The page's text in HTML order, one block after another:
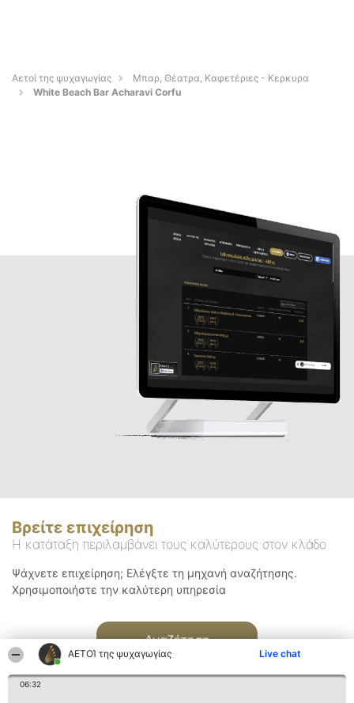
ΑΕΤΟΊ της ψυχαγωγίας Live chat
06:32
Αετοί της ψυχαγωγίας
Μπαρ, Θέατρα, Καφετέριες - Κερκυρα
White Beach Bar Acharavi Corfu
Βρείτε επιχείρηση
Η κατάταξη περιλαμβάνει τους καλύτερους στον κλάδο
Ψάχνετε επιχείρηση; Ελέγξτε τη μηχανή αναζήτησης.
Χρησιμοποιήστε την καλύτερη υπηρεσία
Αναζήτηση